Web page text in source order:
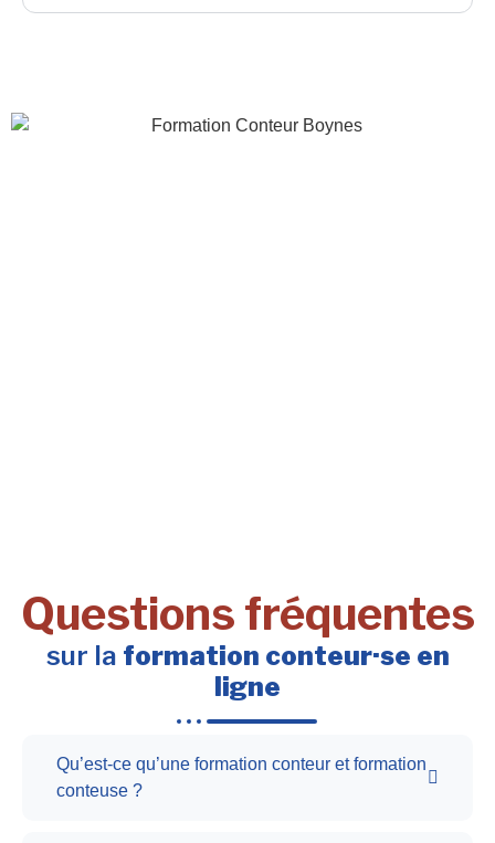
Questions fréquentes
sur la formation conteur·se en
ligne
Qu’est-ce qu’une formation conteur et formation
conteuse ?